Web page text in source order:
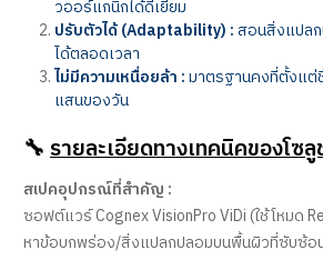
วออร์แกนิกได้ดีเยี่ยม
ปรับตัวได้ (Adaptability) :สอนสิ่งแปลก
ได้ตลอดเวลา
ไม่มีความเหนื่อยล้า :มาตรฐานคงที่ตั้งแต่
แสนของวัน
🔧รายละเอียดทางเทคนิคของโซ
สเปคอุปกรณ์ที่สำคัญ :
ซอฟต์แวร์ Cognex VisionPro ViDi (ใช้โหมด
หาข้อบกพร่อง/สิ่งแปลกปลอมบนพื้นผิวที่ซับซ้อ